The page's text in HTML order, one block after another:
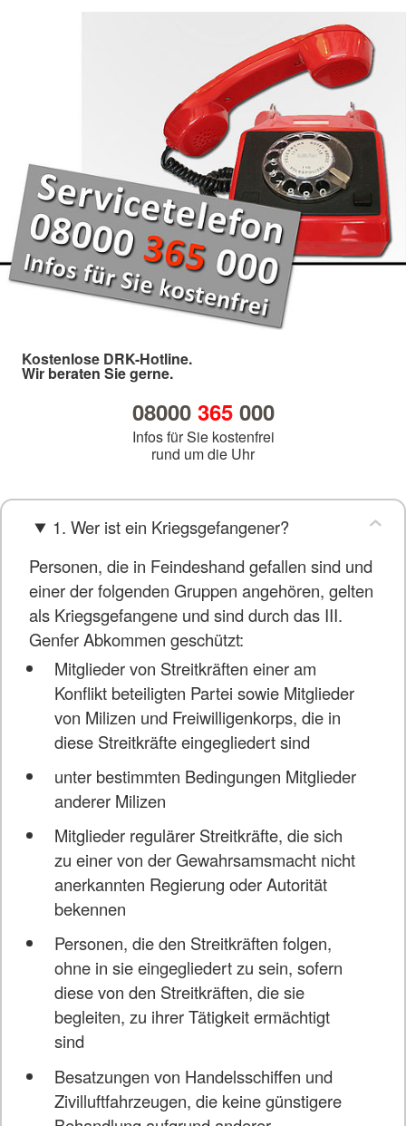
Kostenlose DRK-Hotline.
Wir beraten Sie gerne.
08000 365000
Infos für Sie kostenfrei
rund um die Uhr
1. Wer ist ein Kriegsgefangener?
Personen, die in Feindeshand gefallen sind und
einer der folgenden Gruppen angehören, gelten
als Kriegsgefangene und sind durch das III.
Genfer Abkommen geschützt:
Mitglieder von Streitkräften einer am
Konflikt beteiligten Partei sowie Mitglieder
von Milizen und Freiwilligenkorps, die in
diese Streitkräfte eingegliedert sind
unter bestimmten Bedingungen Mitglieder
anderer Milizen
Mitglieder regulärer Streitkräfte, die sich
zu einer von der Gewahrsamsmacht nicht
anerkannten Regierung oder Autorität
bekennen
Personen, die den Streitkräften folgen,
ohne in sie eingegliedert zu sein, sofern
diese von den Streitkräften, die sie
begleiten, zu ihrer Tätigkeit ermächtigt
sind
Besatzungen von Handelsschiffen und
Zivilluftfahrzeugen, die keine günstigere